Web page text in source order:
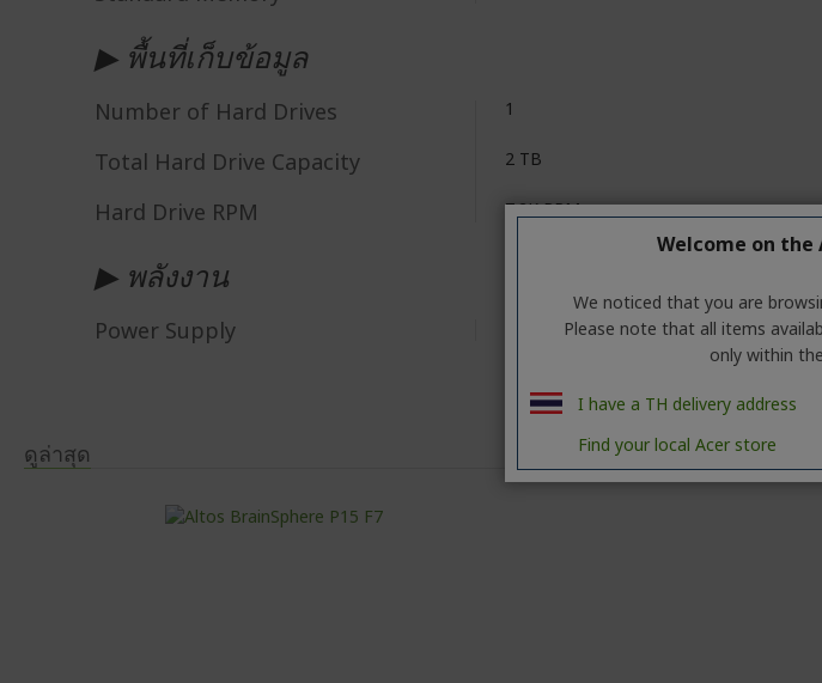
▶ พื้นที่เก็บข้อมูล
Number of Hard Drives 1
Total Hard Drive Capacity 2 TB
Hard Drive RPM 7.2K RPM
▶ พลังงาน
Power Supply
ดูล่าสุด
Welcome on the
We noticed that you are
Please note that all items
only within
I have a TH delivery address
Find your local Acer store